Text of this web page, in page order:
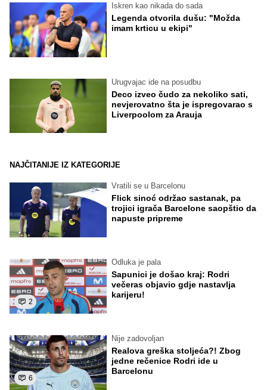
Iskren kao nikada do sada
Legenda otvorila dušu: "Možda
imam krticu u ekipi"
Urugvajac ide na posudbu
Deco izveo čudo za nekoliko sati,
nevjerovatno šta je ispregovarao s
Liverpoolom za Arauja
NAJČITANIJE IZ KATEGORIJE
Vratili se u Barcelonu
Flick sinoć održao sastanak, pa
trojici igrača Barcelone saopštio da
napuste pripreme
2
Odluka je pala
Sapunici je došao kraj: Rodri
večeras objavio gdje nastavlja
karijeru!
6
Nije zadovoljan
Realova greška stoljeća?! Zbog
jedne rečenice Rodri ide u
Barcelonu